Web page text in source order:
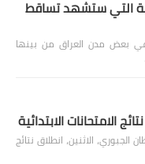
التي ستشهد تساقط
بعض مدن العراق من بينها
الامتحانات الابتدائية
الجبوري، الاثنين، انطلاق نتائج